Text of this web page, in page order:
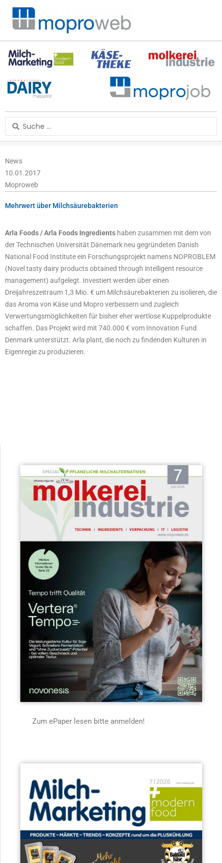
Zum
Inhalt
springen
Search
...
News
10.01.2017
Moproweb
Mehrwert über Milchsäurebakterien
Arla Foods / Arla Foods Ingredients haben zusammen mit dem von
der Technischen Universität Dänemark neu gegründeten Danish
National Food Institute ein Forschungsprojekt namens NOPROBLEM
(Novel tasty dairy products obtained through intelligent resource
management) aufgelegt. Investiert werden über einen
Dreijahreszeitraum 1,3 Mio. € um Milchsäurebakterien zu isolieren, die
das Aroma von Käse und Mopro verbessern und zugleich
Verwertungsmöglichkeiten für bisher eher wertlose Kuppelprodukte
schaffen. Das Projekt wird mit 740.000 € vom Innovation Fund
Denmark unterstützt. Arla plant, die noch zu findenden Kulturen in
Eigenregie zu produzieren.
Zum ePaper lesen bitte anmelden!